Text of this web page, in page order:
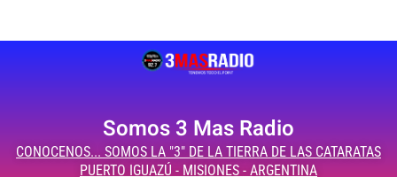
Somos 3 Mas Radio
CONOCENOS... SOMOS LA "3" DE LA TIERRA DE LAS CATARATAS
PUERTO IGUAZÚ - MISIONES - ARGENTINA